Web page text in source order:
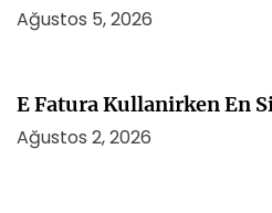
Ağustos 5, 2026
E Fatura Kullanirken En
Ağustos 2, 2026